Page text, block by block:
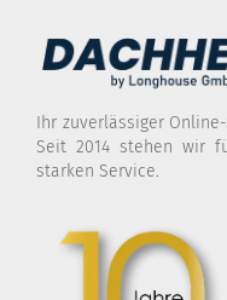
Ihr zuverlässiger
Seit 2014 stehen wir
starken Service.